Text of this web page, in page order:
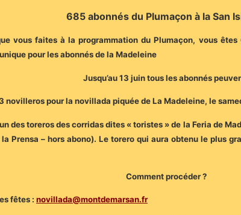
685 abonnés du Plumaçon à la San
vous faites à la programmation du Plumaçon, vous
pour les abonnés de la Madeleine
Jusqu’au 13 juin tous les abonnés
novilleros pour la novillada piquée de La Madeleine, le
des toreros des corridas dites « toristes » de la Feria de
Prensa – hors abono). Le torero qui aura obtenu le plus
Comment procéder ?
fêtes : novillada@montdemarsan.fr